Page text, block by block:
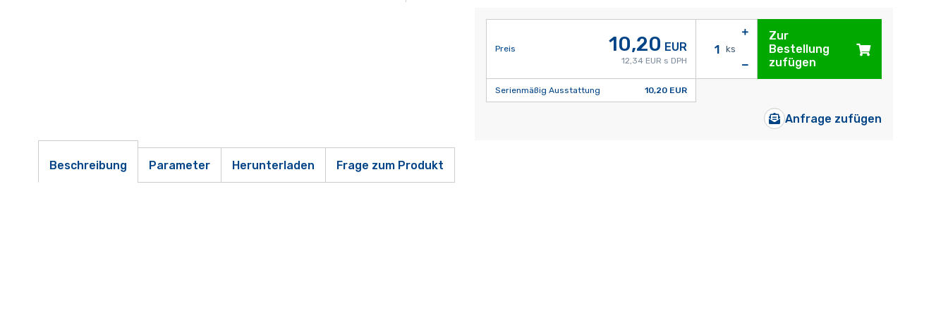
Preis 10,20 EUR
12,34 EUR s DPH
Serienmäßig Ausstattung 10,20 EUR
ks
Zur
Bestellung
zufügen
Anfrage zufügen
Beschreibung Parameter Herunterladen Frage zum Produkt